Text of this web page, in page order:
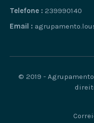
Telefone : 239990140
Email :
© 2019 -